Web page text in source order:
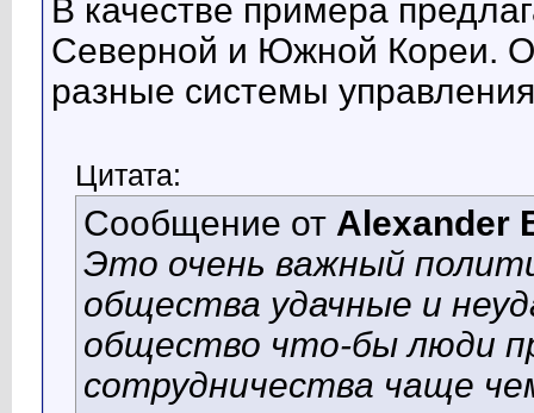
В качестве примера
Северной и Южной Кореи.
разные системы
Цитата:
Сообщение от Alexander
Это очень важный
общества удачные и
общество что-бы люди
сотрудничества чаще